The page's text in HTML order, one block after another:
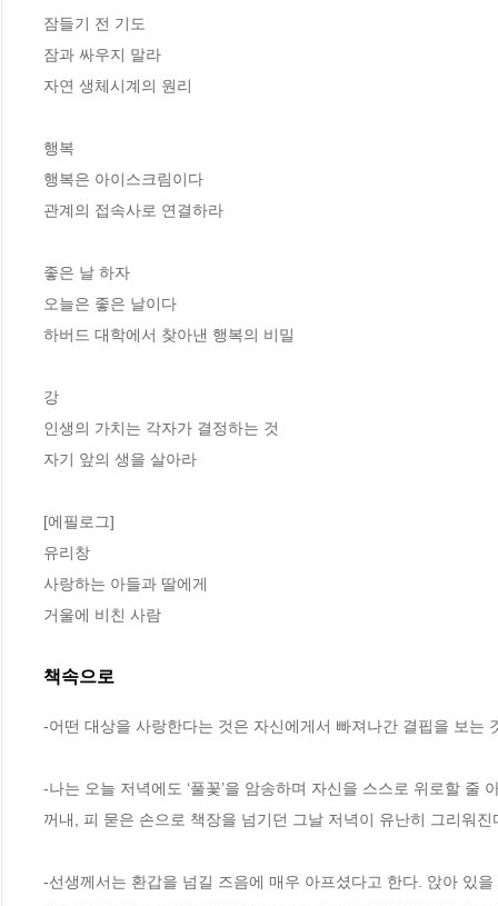
잠들기 전 기도
잠과 싸우지 말라
자연 생체시계의 원리
행복
행복은 아이스크림이다
관계의 접속사로 연결하라
좋은 날 하자
오늘은 좋은 날이다
하버드 대학에서 찾아낸 행복의 비밀
강
인생의 가치는 각자가 결정하는 것
자기 앞의 생을 살아라
[에필로그]
유리창
사랑하는 아들과 딸에게
거울에 비친 사람
책속으로
-어떤 대상을 사랑한다는 것은 자신에게서 빠져나간 결핍을 보
-나는 오늘 저녁에도 ‘풀꽃’을 암송하며 자신을 스스로 위로할
꺼내, 피 묻은 손으로 책장을 넘기던 그날 저녁이 유난히 그리워
-선생께서는 환갑을 넘길 즈음에 매우 아프셨다고 한다. 앉아 있